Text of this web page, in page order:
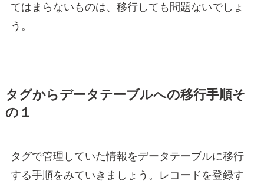
てはまらないものは、移行しても問題ないでしょ
う。
タグからデータテーブルへの移行手順そ
の１
タグで管理していた情報をデータテーブルに移行
する手順をみていきましょう。レコードを登録す